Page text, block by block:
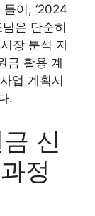
어, ‘2024
은 단순히
장 분석 자
금 활용 계
업 계획서
.
신
정